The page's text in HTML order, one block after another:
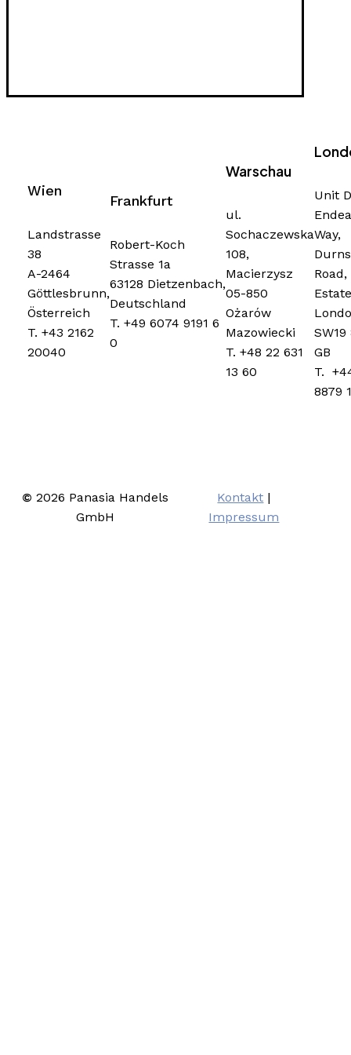
Wien
Landstrasse
38
A-2464
Göttlesbrunn,
Österreich
T. +43 2162
20040
Frankfurt
Robert-Koch
Strasse 1a
63128 Dietzenbach,
Deutschland
T. +49 6074 9191 6
0
Warschau
ul.
Sochaczewska
108,
Macierzysz
05-850
Ożarów
Mazowiecki
T. +48 22 631
13 60
Unit
Way,
SW19
GB
T.
8879
© 2026 Panasia Handels
GmbH
Kontakt |
Impressum